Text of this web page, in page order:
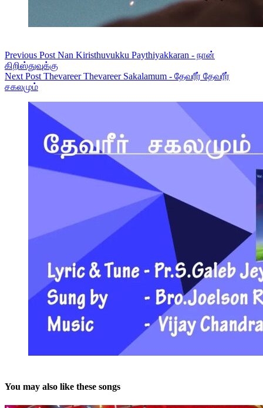
Previous Post Nan Kiristhuvukku Paythiyakkaran - நான்
கிறிஸ்துவுக்கு
Next Post Thevareer Thevareer Sakalamum - தேவரீர் தேவரீர்
சகலமும்
You may also like these songs